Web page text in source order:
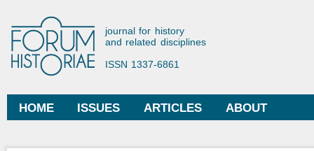
Forum Historiae
journal for history
and related disciplines
ISSN 1337-6861
Main menu
HOME ISSUES ARTICLES ABOUT